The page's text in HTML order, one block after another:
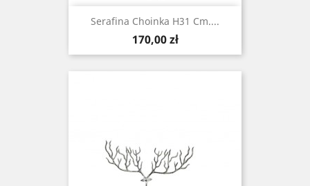
Serafina Choinka H31 Cm....
Cena
170,00 zł